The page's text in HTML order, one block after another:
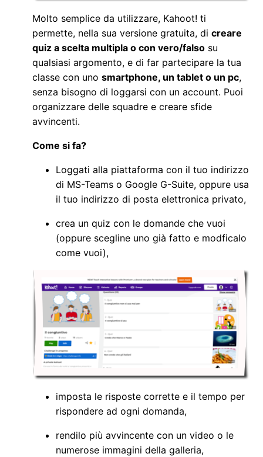
Molto semplice da utilizzare, Kahoot! ti
permette, nella sua versione gratuita, di creare
quiz a scelta multipla o con vero/falso su
qualsiasi argomento, e di far partecipare la tua
classe con uno smartphone, un tablet o un pc,
senza bisogno di loggarsi con un account. Puoi
organizzare delle squadre e creare sfide
avvincenti.
Come si fa?
Loggati alla piattaforma con il tuo indirizzo
di MS-Teams o Google G-Suite, oppure usa
il tuo indirizzo di posta elettronica privato,
crea un quiz con le domande che vuoi
(oppure scegline uno già fatto e modficalo
come vuoi),
imposta le risposte corrette e il tempo per
rispondere ad ogni domanda,
rendilo più avvincente con un video o le
numerose immagini della galleria,